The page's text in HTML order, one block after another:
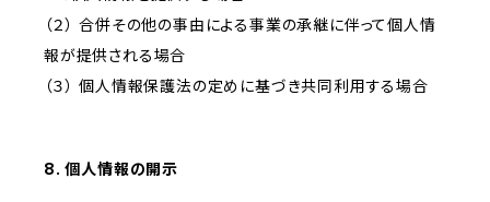
（２） 合併その他の事由による事業の承継に伴って個人情
報が提供される場合
（３） 個人情報保護法の定めに基づき共同利用する場合
8. 個人情報の開示